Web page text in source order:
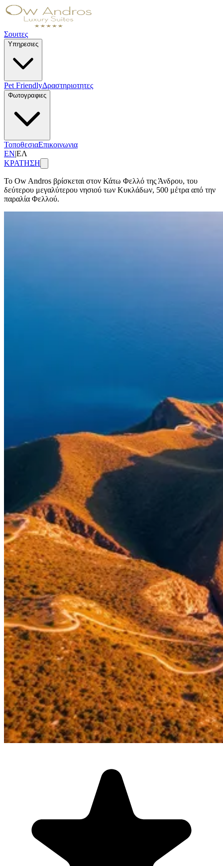
Σουιτες
Υπηρεσιες
Pet FriendlyΔραστηριοτητες
Φωτογραφιες
ΤοποθεσιαΕπικοινωνια
EN|ΕΛ
ΚΡΑΤΗΣΗ
Το Ow Andros βρίσκεται στον Κάτω Φελλό της Άνδρου, του
δεύτερου μεγαλύτερου νησιού των Κυκλάδων, 500 μέτρα από την
παραλία Φελλού.